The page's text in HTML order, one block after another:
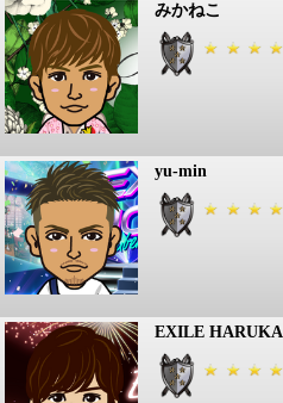
みかねこ
yu-min
EXILE HARUKA